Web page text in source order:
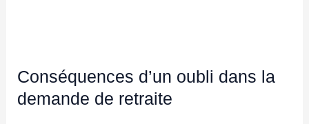
Conséquences d’un oubli dans la
demande de retraite